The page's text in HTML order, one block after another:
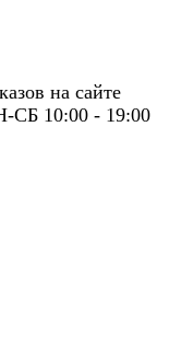
на сайте
СБ 10:00 - 19:00